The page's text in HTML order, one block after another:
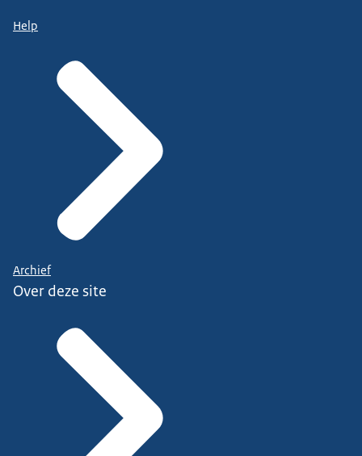
Help
Archief
Over deze site